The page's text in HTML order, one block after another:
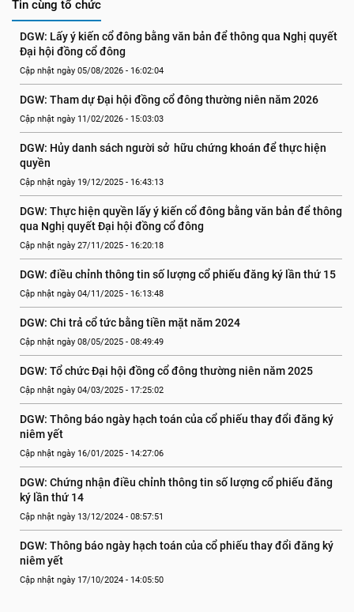
Tin cùng tổ chức
DGW: Lấy ý kiến cổ đông bằng văn bản để thông qua Nghị quyết
Đại hội đồng cổ đông
Cập nhật ngày 05/08/2026 - 16:02:04
DGW: Tham dự Đại hội đồng cổ đông thường niên năm 2026
Cập nhật ngày 11/02/2026 - 15:03:03
DGW: Hủy danh sách người sở  hữu chứng khoán để thực hiện
quyền
Cập nhật ngày 19/12/2025 - 16:43:13
DGW: Thực hiện quyền lấy ý kiến cổ đông bằng văn bản để thông
qua Nghị quyết Đại hội đồng cổ đông
Cập nhật ngày 27/11/2025 - 16:20:18
DGW: điều chỉnh thông tin số lượng cổ phiếu đăng ký lần thứ 15
Cập nhật ngày 04/11/2025 - 16:13:48
DGW: Chi trả cổ tức bằng tiền mặt năm 2024
Cập nhật ngày 08/05/2025 - 08:49:49
DGW: Tổ chức Đại hội đồng cổ đông thường niên năm 2025
Cập nhật ngày 04/03/2025 - 17:25:02
DGW: Thông báo ngày hạch toán của cổ phiếu thay đổi đăng ký
niêm yết
Cập nhật ngày 16/01/2025 - 14:27:06
DGW: Chứng nhận điều chỉnh thông tin số lượng cổ phiếu đăng
ký lần thứ 14
Cập nhật ngày 13/12/2024 - 08:57:51
DGW: Thông báo ngày hạch toán của cổ phiếu thay đổi đăng ký
niêm yết
Cập nhật ngày 17/10/2024 - 14:05:50